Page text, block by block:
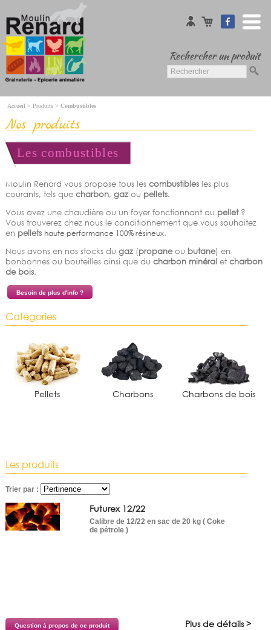
Accueil
Animaux domestiques
Animaux d'élevage
Chevaux
Farines pour pains
Combustibles
Jardinerie
Pêche
Moulin Renard
Nos marques
Galerie Photos
Contact
Plan d'accès
Rechercher un produit
Accueil > Produits > Combustibles
Nos produits
Les combustibles
Moulin Renard vous propose tous les combustiblesles plus
courants, tels que charbon, gazou pellets.
Vous avez une chaudière ou un foyer fonctionnant au pellet?
Vous trouverez chez nous le conditionnement que vous souhaitez
en pellets haute performance 100% résineux.
Nous avons en nos stocks du gaz(propaneou butane) en
bonbonnes ou bouteilles ainsi que du charbon minéral et charbon
de bois.
Besoin de plus d'info ?
Catégories
Pellets Charbons Charbons de bois
Les produits
Trier par :
Futurex 12/22
Calibre de 12/22 en sac de 20 kg ( Coke
de pétrole )
Question à propos de ce produit Plus de détails >